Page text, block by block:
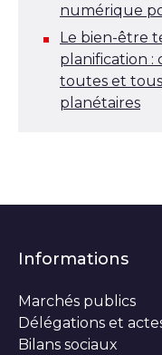
numérique
Le bien-être
planification :
toutes et
planétaires
Informations
Marchés publics
Délégations et
Bilans sociaux